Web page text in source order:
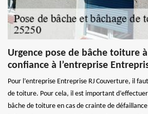
Urgence pose de bâche toiture
confiance à l’entreprise
Pour l’entreprise Entreprise RJ Couverture, il
de toiture. Pour cela, il est important
bâche de toiture en cas de crainte de